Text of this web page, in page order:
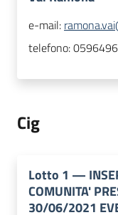
e-mail:
telefono:
Cig
Lotto 1 —
COMUNITA'
30/06/2021